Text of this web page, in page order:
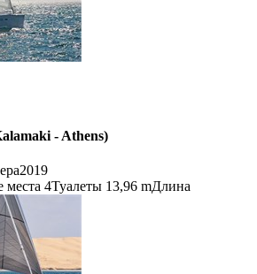
- Athens)
2019
места 4Туалеты 13,96 mДлина